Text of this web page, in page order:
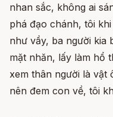
nhan sắc, không ai
phá đạo chánh, tôi
như vầy, ba người kia
mặt nhăn, lấy làm hổ
xem thân người là vật
nên đem con về, tôi